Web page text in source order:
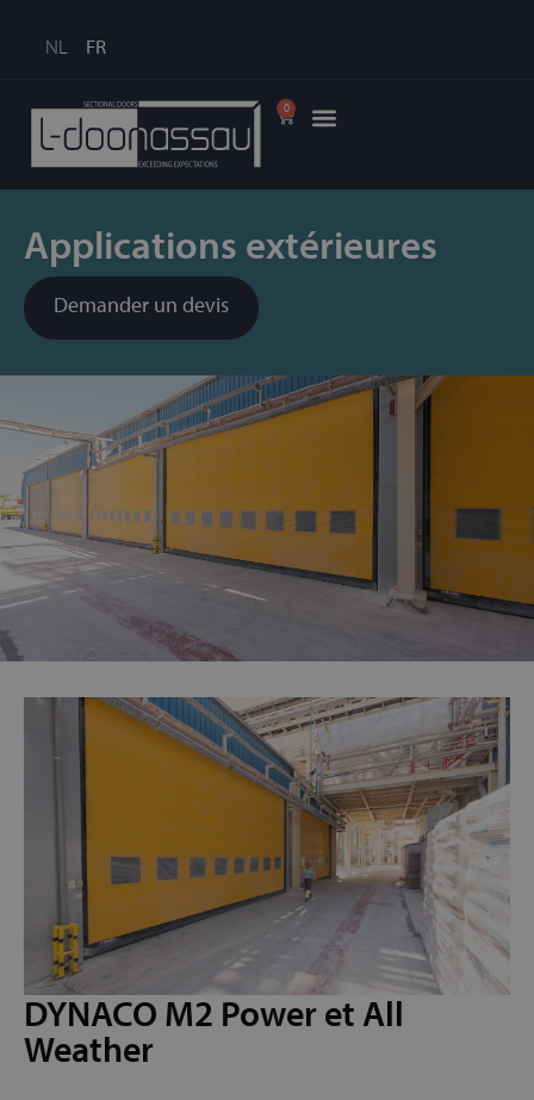
NL FR
0
Applications extérieures
Demander un devis
DYNACO M2 Power et All
Weather